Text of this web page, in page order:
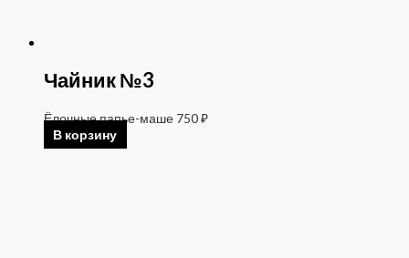
Чайник №3
Ёлочные папье-маше 750₽
В корзину